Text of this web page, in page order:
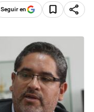
Seguir en